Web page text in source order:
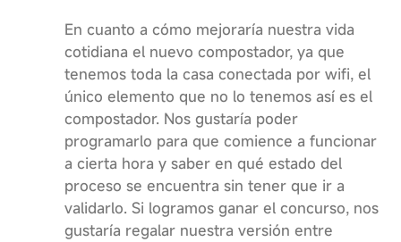
En cuanto a cómo mejoraría nuestra vida
cotidiana el nuevo compostador, ya que
tenemos toda la casa conectada por wifi, el
único elemento que no lo tenemos así es el
compostador. Nos gustaría poder
programarlo para que comience a funcionar
a cierta hora y saber en qué estado del
proceso se encuentra sin tener que ir a
validarlo. Si logramos ganar el concurso, nos
gustaría regalar nuestra versión entre